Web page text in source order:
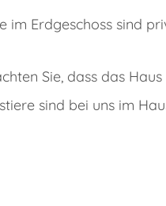
im Erdgeschoss sind
Sie, dass das
sind bei uns im